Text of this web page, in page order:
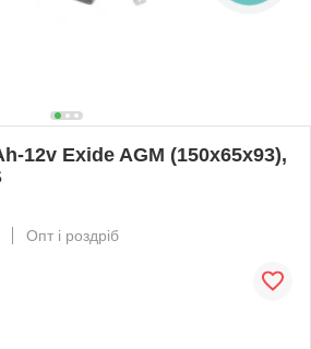
12v Exide AGM (150х65х93),
Опт і роздріб